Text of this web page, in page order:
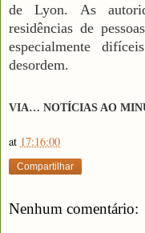
de Lyon. As
residências de
especialmente
desordem.
VIA… NOTÍCIAS AO
at 17:16:00
Compartilhar
Nenhum comentário: